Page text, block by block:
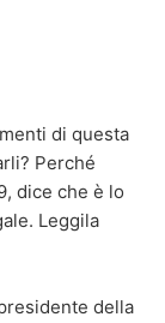
di questa
Perché
dice che è lo
Leggila
della